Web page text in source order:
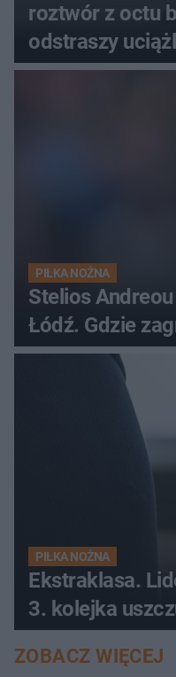
roztwór z octu
odstraszy
PIŁKA NOŻNA
Stelios
Łódź. Gdzie
PIŁKA NOŻNA
Ekstraklasa.
3. kolejka
ZOBACZ WIĘCEJ